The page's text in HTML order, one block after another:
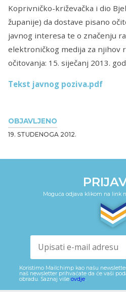
OBJAVLJENO
19. STUDENOGA 2012.
Koprivničko-križevačka i dio
županije) da dostave pisano
javnog interesa te o značenju
elektroničkog medija za njihov
očitovanja: 15. siječanj 2013.
Tekst javnog poziva.pdf
Moguća odjava klikom na link
Koristimo Mailchimp kao našu
naš newsletter prihvaćate da će vaši
obradu. Saznaj više ovdje.